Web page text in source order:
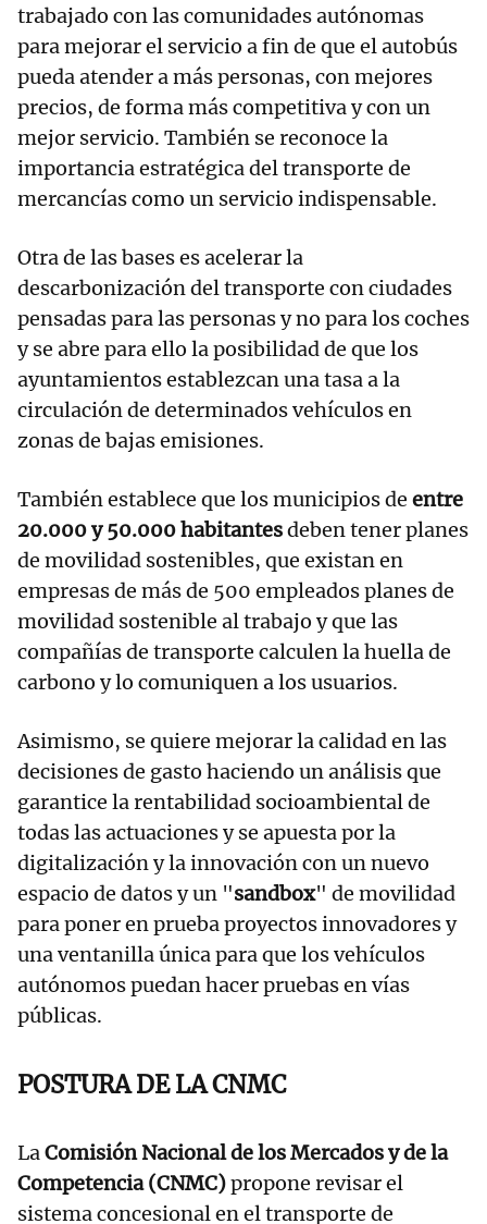
trabajado con las comunidades autónomas
para mejorar el servicio a fin de que el autobús
pueda atender a más personas, con mejores
precios, de forma más competitiva y con un
mejor servicio. También se reconoce la
importancia estratégica del transporte de
mercancías como un servicio indispensable.
Otra de las bases es acelerar la
descarbonización del transporte con ciudades
pensadas para las personas y no para los coches
y se abre para ello la posibilidad de que los
ayuntamientos establezcan una tasa a la
circulación de determinados vehículos en
zonas de bajas emisiones.
También establece que los municipios de entre
20.000 y 50.000 habitantesdeben tener planes
de movilidad sostenibles, que existan en
empresas de más de 500 empleados planes de
movilidad sostenible al trabajo y que las
compañías de transporte calculen la huella de
carbono y lo comuniquen a los usuarios.
Asimismo, se quiere mejorar la calidad en las
decisiones de gasto haciendo un análisis que
garantice la rentabilidad socioambiental de
todas las actuaciones y se apuesta por la
digitalización y la innovación con un nuevo
espacio de datos y un "sandbox" de movilidad
para poner en prueba proyectos innovadores y
una ventanilla única para que los vehículos
autónomos puedan hacer pruebas en vías
públicas.
POSTURA DE LA CNMC
LaComisión Nacional de los Mercados y de la
Competencia (CNMC)propone revisar el
sistema concesional en el transporte de